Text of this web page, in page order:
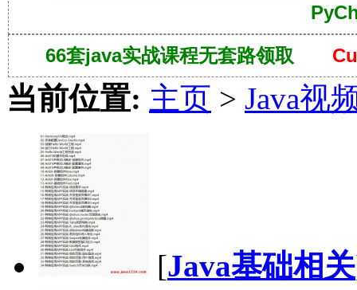
66套java实战课程无套路领取
当前位置: 主页 > Java视
[Java基础相关